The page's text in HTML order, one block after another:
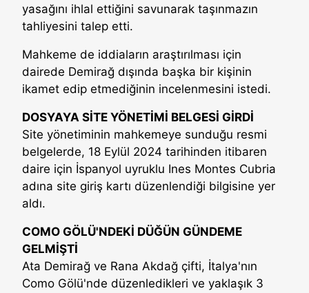
yasağını ihlal ettiğini savunarak taşınmazın
tahliyesini talep etti.
Mahkeme de iddiaların araştırılması için
dairede Demirağ dışında başka bir kişinin
ikamet edip etmediğinin incelenmesini istedi.
DOSYAYA SİTE YÖNETİMİ BELGESİ GİRDİ
Site yönetiminin mahkemeye sunduğu resmi
belgelerde, 18 Eylül 2024 tarihinden itibaren
daire için İspanyol uyruklu Ines Montes Cubria
adına site giriş kartı düzenlendiği bilgisine yer
aldı.
COMO GÖLÜ'NDEKİ DÜĞÜN GÜNDEME
GELMİŞTİ
Ata Demirağ ve Rana Akdağ çifti, İtalya'nın
Como Gölü'nde düzenledikleri ve yaklaşık 3